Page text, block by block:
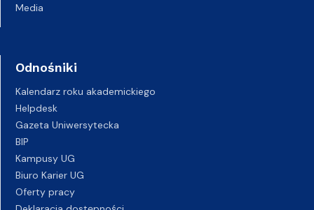
Media
Odnośniki
Kalendarz roku akademickiego
Helpdesk
Gazeta Uniwersytecka
BIP
Kampusy UG
Biuro Karier UG
Oferty pracy